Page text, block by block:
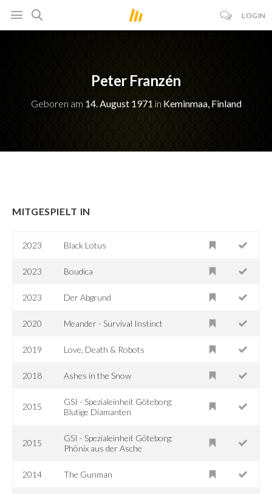
LOGIN
Peter Franzén
Geboren am 14. August 1971 in Keminmaa, Finland
MITGESPIELT IN
2023 Black Lotus
2023 Boudica
2023 Der Abgrund
2020 Meander - Survival Instinct
2019 Love, Death & Robots
2018 Ashes in the Snow
2015
GSI - Spezialeinheit Göteborg:
Blutige Diamanten
2015
GSI - Spezialeinheit Göteborg:
Phönix aus der Asche
2014 The Gunman